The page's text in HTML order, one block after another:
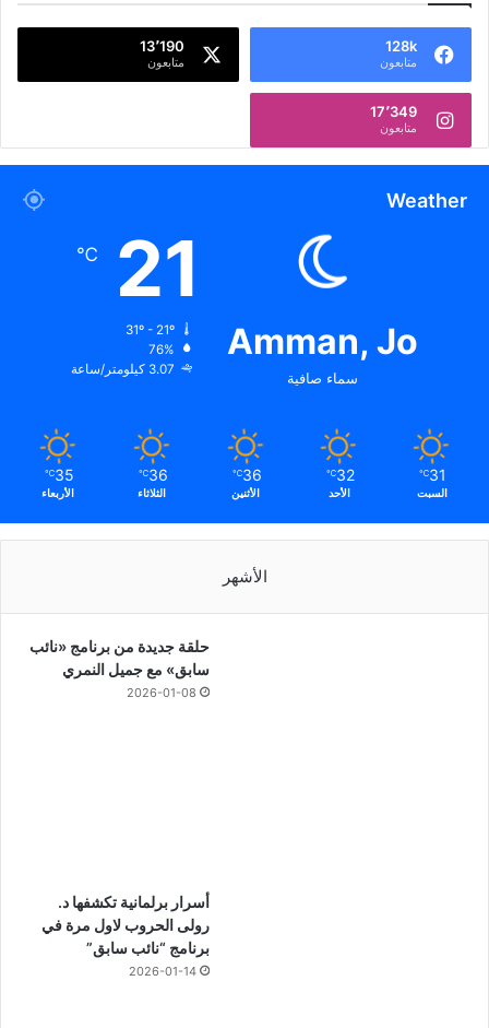
128k
متابعون
13٬190
متابعون
17٬349
متابعون
Weather
Amman, Jo
سماء صافية
21
℃
76%
3.07 كيلومتر/ساعة
31
℃
السبت
32
℃
الأحد
36
℃
الأثنين
36
℃
الثلاثاء
35
℃
الأربعاء
الأشهر
حلقة جديدة من برنامج «نائب
سابق» مع جميل النمري
2026-01-08
أسرار برلمانية تكشفها د.
رولى الحروب لاول مرة في
برنامج “نائب سابق”
2026-01-14